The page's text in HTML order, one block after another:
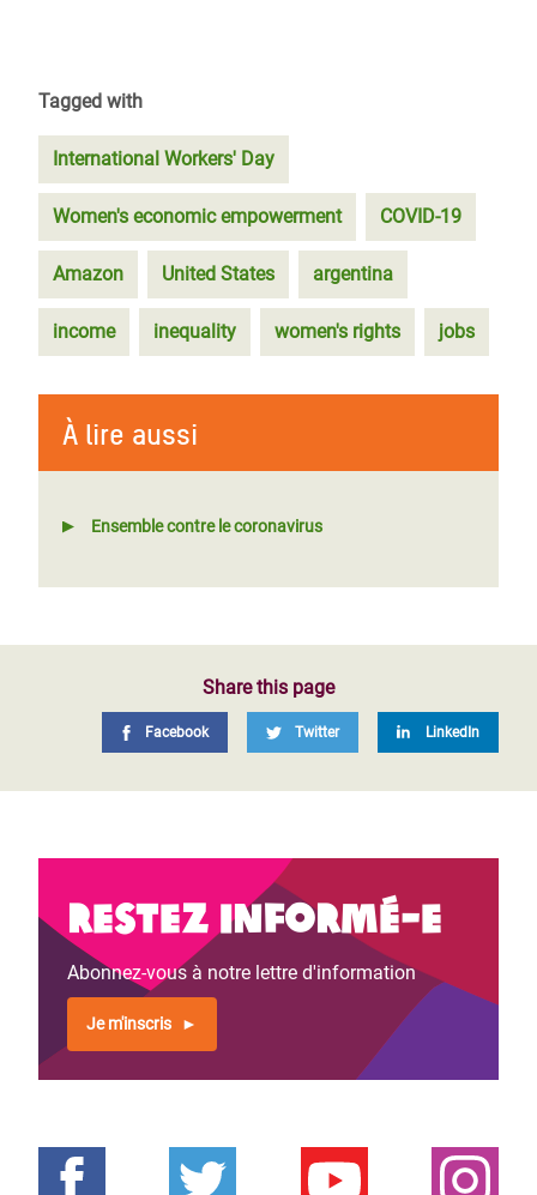
Tagged with
International Workers' Day
Women's economic empowerment COVID-19
Amazon United States argentina
income inequality women's rights jobs
À lire aussi
Ensemble contre le coronavirus
Share this page
Facebook Twitter LinkedIn
Restez informé-e
Abonnez-vous à notre lettre d'information
Je m'inscris